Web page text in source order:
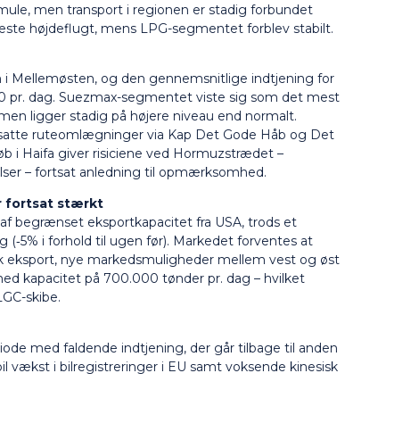
men transport i regionen er stadig forbundet
højdeflugt, mens LPG-segmentet forblev stabilt.
Mellemøsten, og den gennemsnitlige indtjening for
pr. dag. Suezmax-segmentet viste sig som det mest
ligger stadig på højere niveau end normalt.
ruteomlægninger via Kap Det Gode Håb og Det
i Haifa giver risiciene ved Hormuzstrædet –
– fortsat anledning til opmærksomhed.
fortsat stærkt
begrænset eksportkapacitet fra USA, trods et
(‑5% i forhold til ugen før). Markedet forventes at
eksport, nye markedsmuligheder mellem vest og øst
kapacitet på 700.000 tønder pr. dag – hvilket
skibe.
med faldende indtjening, der går tilbage til anden
vækst i bilregistreringer i EU samt voksende kinesisk